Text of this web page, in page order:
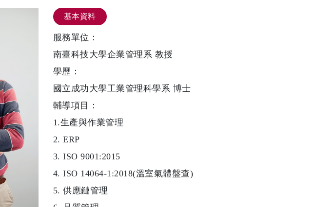
基本資料
服務單位：
南臺科技大學企業管理系 教授
學歷：
國立成功大學工業管理科學系 博士
輔導項目：
1.生產與作業管理
2. ERP
3. ISO 9001:2015
4. ISO 14064-1:2018(溫室氣體盤查)
5. 供應鏈管理